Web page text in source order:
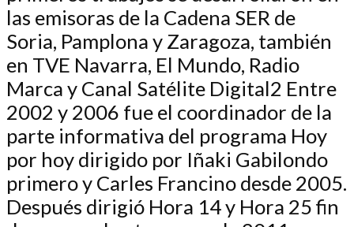
las emisoras de la Cadena SER de
Soria, Pamplona y Zaragoza, también
en TVE Navarra, El Mundo, Radio
Marca y Canal Satélite Digital2 Entre
2002 y 2006 fue el coordinador de la
parte informativa del programa Hoy
por hoy dirigido por Iñaki Gabilondo
primero y Carles Francino desde 2005.
Después dirigió Hora 14 y Hora 25 fin